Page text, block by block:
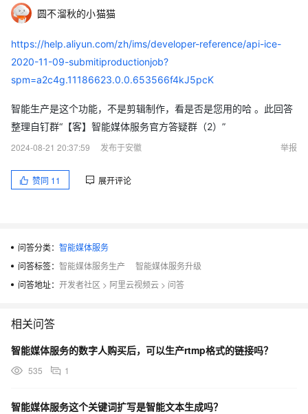
圆不溜秋的小猫猫
https://help.aliyun.com/zh/ims/developer-reference/api-ice-
2020-11-09-submitiproductionjob?
spm=a2c4g.11186623.0.0.653566f4kJ5pcK
智能生产是这个功能，不是剪辑制作，看是否是您用的哈 。此回答
整理自钉群“【客】智能媒体服务官方答疑群（2）”
2024-08-21 20:37:59
发布于安徽 举报
赞同 11 展开评论
问答分类： 智能媒体服务
问答标签： 智能媒体服务生产
智能媒体服务升级
问答地址： 开发者社区 > 阿里云视频云 > 问答
相关问答
智能媒体服务的数字人购买后，可以生产rtmp格式的链接吗？
535 1
智能媒体服务这个关键词扩写是智能文本生成吗？